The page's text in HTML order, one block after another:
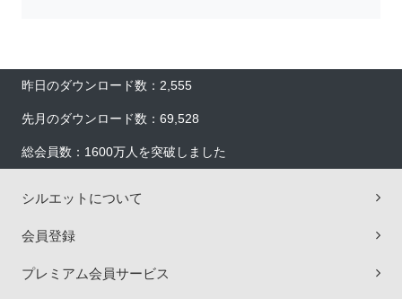
昨日のダウンロード数：2,555
先月のダウンロード数：69,528
総会員数：1600万人を突破しました
シルエットについて
会員登録
プレミアム会員サービス